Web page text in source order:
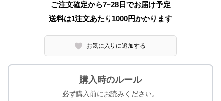
ご注文確定から7~28日でお届け予定
送料は1注文あたり 1000円かかります
お気に入りに追加する
購入時のルール
必ず購入前にお読みください。